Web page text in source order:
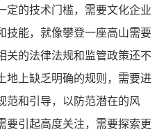
定的技术门槛，需要文化企业
技能，就像攀登一座高山需要
关的法律法规和监管政策还不
地上缺乏明确的规则，需要进
范和引导，以防范潜在的风
要引起高度关注，需要探索更